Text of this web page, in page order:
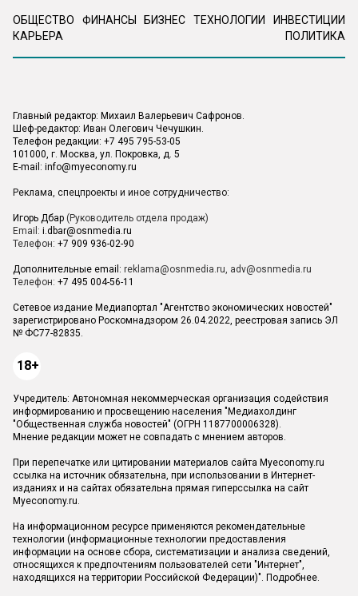
ОБЩЕСТВО ФИНАНСЫ БИЗНЕС ТЕХНОЛОГИИ
ИНВЕСТИЦИИ
КАРЬЕРА
ПОЛИТИКА
Главный редактор: Михаил Валерьевич Сафронов.
Шеф-редактор: Иван Олегович Чечушкин.
Телефон редакции: +7 495 795-53-05
101000, г. Москва, ул. Покровка, д. 5
E-mail: info@myeconomy.ru
Реклама, спецпроекты и иное сотрудничество:
Игорь Дбар (Руководитель отдела продаж)
Email: i.dbar@osnmedia.ru
Телефон: +7 909 936-02-90
Дополнительные email: reklama@osnmedia.ru, adv@osnmedia.ru
Телефон: +7 495 004-56-11
Сетевое издание Медиапортал "Агентство экономических новостей"
зарегистрировано Роскомнадзором 26.04.2022, реестровая запись ЭЛ
№ ФС77-82835.
18+
Учредитель: Автономная некоммерческая организация содействия
информированию и просвещению населения "Медиахолдинг
"Общественная служба новостей" (ОГРН 1187700006328).
Мнение редакции может не совпадать с мнением авторов.
При перепечатке или цитировании материалов сайта Myeconomy.ru
ссылка на источник обязательна, при использовании в Интернет-
изданиях и на сайтах обязательна прямая гиперссылка на сайт
Myeconomy.ru.
На информационном ресурсе применяются рекомендательные
технологии (информационные технологии предоставления
информации на основе сбора, систематизации и анализа сведений,
относящихся к предпочтениям пользователей сети "Интернет",
находящихся на территории Российской Федерации)". Подробнее.